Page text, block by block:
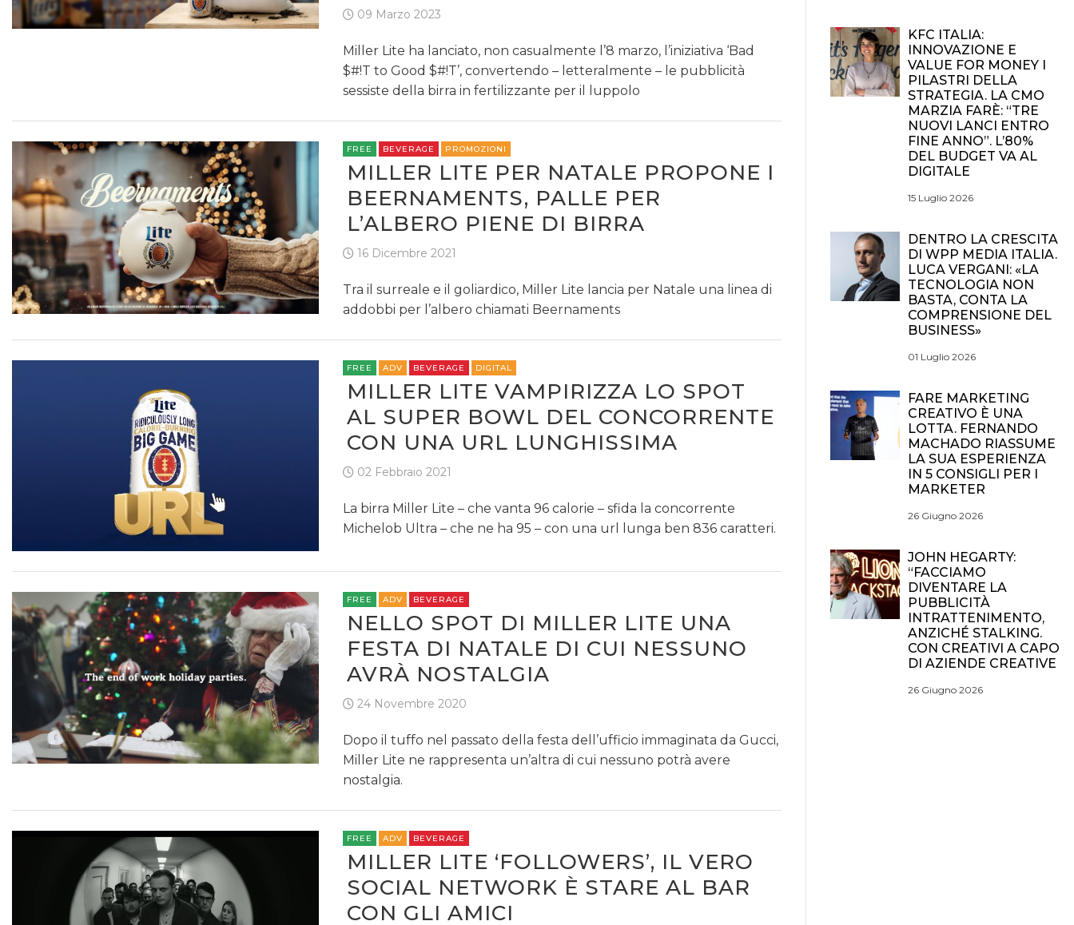
09 Marzo 2023
Miller Lite ha lanciato, non casualmente l’8 marzo, l’iniziativa ‘Bad
$#!T to Good $#!T’, convertendo – letteralmente – le pubblicità
sessiste della birra in fertilizzante per il luppolo
FREE BEVERAGE PROMOZIONI
MILLER LITE PER NATALE PROPONE I
BEERNAMENTS, PALLE PER
L’ALBERO PIENE DI BIRRA
16 Dicembre 2021
Tra il surreale e il goliardico, Miller Lite lancia per Natale una linea di
addobbi per l’albero chiamati Beernaments
FREE ADV BEVERAGE DIGITAL
MILLER LITE VAMPIRIZZA LO SPOT
AL SUPER BOWL DEL CONCORRENTE
CON UNA URL LUNGHISSIMA
02 Febbraio 2021
La birra Miller Lite – che vanta 96 calorie – sfida la concorrente
Michelob Ultra – che ne ha 95 – con una url lunga ben 836 caratteri.
FREE ADV BEVERAGE
NELLO SPOT DI MILLER LITE UNA
FESTA DI NATALE DI CUI NESSUNO
AVRÀ NOSTALGIA
24 Novembre 2020
Dopo il tuffo nel passato della festa dell’ufficio immaginata da Gucci,
Miller Lite ne rappresenta un’altra di cui nessuno potrà avere
nostalgia.
FREE ADV BEVERAGE
MILLER LITE ‘FOLLOWERS’, IL VERO
SOCIAL NETWORK È STARE AL BAR
CON GLI AMICI
KFC ITALIA:
INNOVAZIONE E
VALUE FOR MONEY I
PILASTRI DELLA
STRATEGIA. LA CMO
MARZIA FARÈ: “TRE
NUOVI LANCI ENTRO
FINE ANNO”. L’80%
DEL BUDGET VA AL
DIGITALE
15 Luglio 2026
DENTRO LA CRESCITA
DI WPP MEDIA ITALIA.
LUCA VERGANI: «LA
TECNOLOGIA NON
BASTA, CONTA LA
COMPRENSIONE DEL
BUSINESS»
01 Luglio 2026
FARE MARKETING
CREATIVO È UNA
LOTTA. FERNANDO
MACHADO RIASSUME
LA SUA ESPERIENZA
IN 5 CONSIGLI PER I
MARKETER
26 Giugno 2026
JOHN HEGARTY:
“FACCIAMO
DIVENTARE LA
PUBBLICITÀ
INTRATTENIMENTO,
ANZICHÉ STALKING.
CON CREATIVI A CAPO
DI AZIENDE CREATIVE
26 Giugno 2026